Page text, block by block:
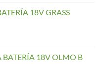
18V GRASS
18V OLMO B